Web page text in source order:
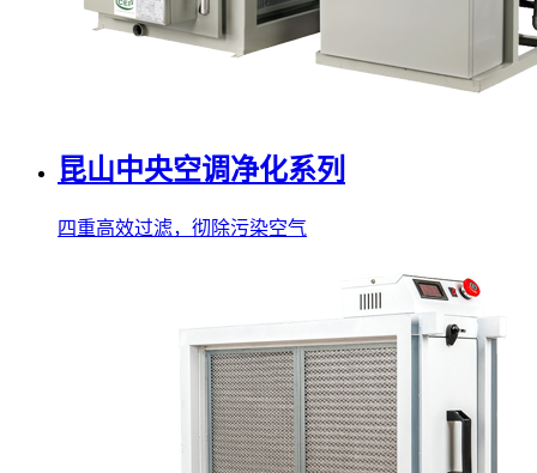
昆山中央空调净化系列
四重高效过滤，彻除污染空气